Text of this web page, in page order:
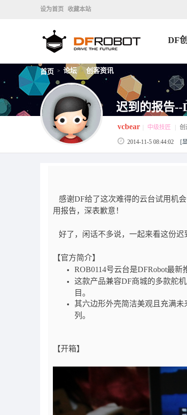
设为首页 收藏本站
DF
首页 > 论坛 > 创客资讯
迟到的报告--
vcbear 中级技匠 创
2014-11-5 08:44:02 [
感谢DF给了这次难得的云台试用机
用报告，深表歉意！
好了，闲话不多说，一起来看这份迟
【官方简介】
ROB0114号云台是DFRobot最新
这款产品兼容DF商城的多款舵
目。
其六边形外壳简洁美观且充满
列。
【开箱】